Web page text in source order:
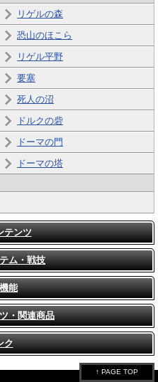
リゲルの森
恐山のほこら
リゲル平野
要塞
死人の沼
ドルクの砦
ドーマの門
ドーマの塔
テンツ
ム・戦技
能
・関連商品
ク
↑ PAGE TOP